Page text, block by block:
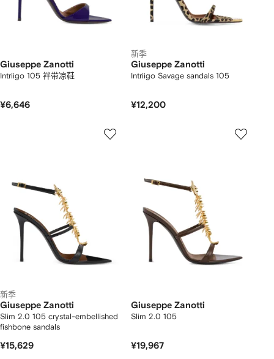
Giuseppe Zanotti
Intriigo 105 袢带凉鞋
¥6,646
新季
Giuseppe Zanotti
Intriigo Savage sandals 105
¥12,200
新季
Giuseppe Zanotti
Slim 2.0 105 crystal-embellished
fishbone sandals
¥15,629
Giuseppe Zanotti
Slim 2.0 105
¥19,967